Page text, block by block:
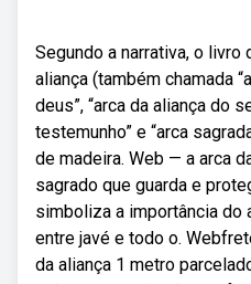
Segundo a narrativa, o livro
aliança (também chamada
deus”, “arca da aliança do
testemunho” e “arca
de madeira. Web — a arca
sagrado que guarda e
simboliza a importância do
entre javé e todo o.
da aliança 1 metro